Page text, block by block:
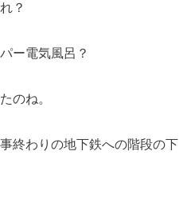
？
ー電気風呂？
のね。
終わりの地下鉄への階段の下